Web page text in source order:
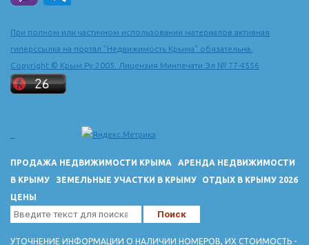
При полном или частичном использовании материалов активная
гиперссылка на портал "Недвижимость Крыма" обязательна.
Copyright © Крым.Ру 2005. Лицензия Минпечати Эл № 77-4556
ПРОДАЖА НЕДВИЖИМОСТИ КРЫМА
АРЕНДА НЕДВИЖИМОСТИ
В КРЫМУ
ЗЕМЕЛЬНЫЕ УЧАСТКИ В КРЫМУ
ОТДЫХ В КРЫМУ 2026
ЦЕНЫ
УТОЧНЕНИЕ ИНФОРМАЦИИ О НАЛИЧИИ НОМЕРОВ, ИХ СТОИМОСТЬ -